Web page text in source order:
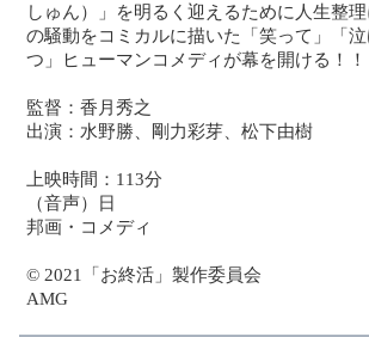
しゅん）」を明るく迎えるために人生整
の騒動をコミカルに描いた「笑って」「
つ」ヒューマンコメディが幕を開ける！！
監督：香月秀之
出演：水野勝、剛力彩芽、松下由樹
上映時間：113分
（音声）日
邦画・コメディ
© 2021「お終活」製作委員会
AMG